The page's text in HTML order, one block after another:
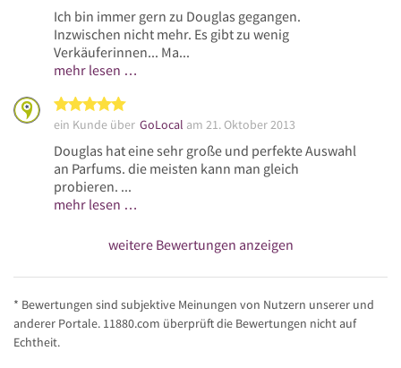
Ich bin immer gern zu Douglas gegangen.
Inzwischen nicht mehr. Es gibt zu wenig
Verkäuferinnen... Ma...
mehr lesen …
ein Kunde über GoLocal am 21. Oktober 2013
Douglas hat eine sehr große und perfekte Auswahl
an Parfums. die meisten kann man gleich
probieren. ...
mehr lesen …
weitere Bewertungen anzeigen
* Bewertungen sind subjektive Meinungen von Nutzern unserer und
anderer Portale. 11880.com überprüft die Bewertungen nicht auf
Echtheit.